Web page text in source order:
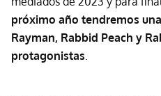
próximo año tendremos
Rayman, Rabbid Peach y
protagonistas